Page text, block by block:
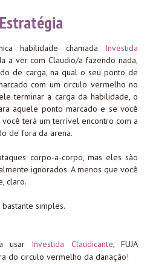
habilidade chamada Investida
a ver com Claudio/a fazendo nada,
de carga, na qual o seu ponto de
com um circulo vermelho no
terminar a carga da habilidade, o
aquele ponto marcado e se você
terá um terrível encontro com a
de fora da arena.
corpo-a-corpo, mas eles são
ignorados. A menos que você
claro.
simples.
usar Investida Claudicante, FUJA
do circulo vermelho da danação!